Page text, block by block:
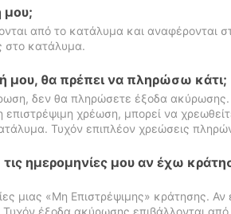
από το κατάλυμα και αναφέρονται
στο κατάλυμα.
θα πρέπει να πληρώσω κάτι;
δεν θα πληρώσετε έξοδα
χρέωση, μπορεί να
Τυχόν επιπλέον χρεώσεις
ημερομηνίες μου αν έχω
μιας «Μη Επιστρέψιμης» κράτησης.
Τυχόν έξοδα ακύρωσης επιβάλλονται